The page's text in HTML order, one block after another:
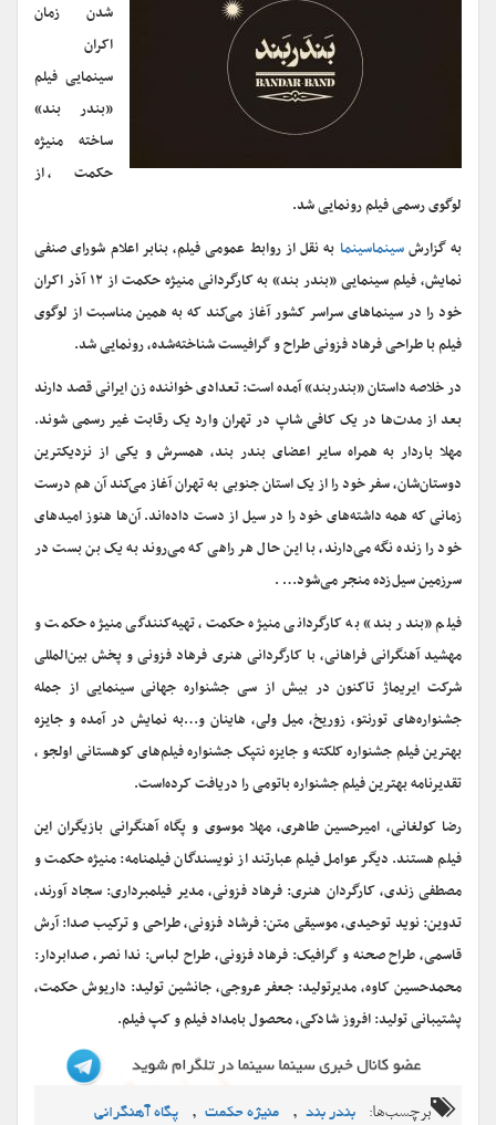
شدن زمان
اکران
سینمایی فیلم
«بندر بند»
ساخته منیژه
حکمت، از
لوگوی رسمی فیلم رونمایی شد.
به گزارشسینماسینما به نقل از روابط عمومی فیلم، بنابر اعلام شورای صنفی
نمایش، فیلم سینمایی «بندر بند» به کارگردانی منیژه حکمت از ۱۲ آذر اکران
خود را در سینماهای سراسر کشور آغاز می‌کند که به همین مناسبت از لوگوی
فیلم با طراحی فرهاد فزونی طراح و گرافیست شناخته‌شده، رونمایی شد.
در خلاصه داستان «بندربند» آمده است: تعدادی خواننده زن ایرانی قصد دارند
بعد از مدت‌ها در یک کافی شاپ در تهران وارد یک رقابت غیر رسمی شوند.
مهلا باردار به همراه سایر اعضای بندر بند، همسرش و یکی از نزدیکترین
دوستان‌شان، سفر خود را از یک استان جنوبی به تهران آغاز می‌کند آن هم درست
زمانی که همه داشته‌های خود را در سیل از دست داده‌اند. آن‌ها هنوز امیدهای
خود را زنده نگه می‌دارند، با این حال هر راهی که می‌روند به یک بن بست در
سرزمین سیل‌زده منجر می‌شود… .
فیلم «بندر بند» به کارگردانی منیژه حکمت، تهیه‌کنندگی منیژه حکمت و
مهشید آهنگرانی فراهانی، با کارگردانی هنری فرهاد فزونی و پخش بین‌المللی
شرکت ایریماژ تاکنون در بیش از سی جشنواره جهانی سینمایی از جمله
جشنواره‌های تورنتو، زوریخ، میل ولی، هاینان و…به نمایش در آمده و جایزه
بهترین فیلم جشنواره کلکته و جایزه نتپک جشنواره فیلم‌های کوهستانی اولجو ،
تقدیرنامه بهترین فیلم جشنواره باتومی را دریافت کرده‌است.
رضا کولغانی، امیرحسین طاهری، مهلا موسوی و پگاه آهنگرانی بازیگران این
فیلم هستند. دیگر عوامل فیلم عبارتند از نویسندگان فیلمنامه: منیژه حکمت و
مصطفی زندی، کارگردان هنری: فرهاد فزونی، مدیر فیلمبرداری: سجاد آورند،
تدوین: نوید توحیدی، موسیقی متن: فرشاد فزونی، طراحی و ترکیب صدا: آرش
قاسمی، طراح صحنه و گرافیک: فرهاد فزونی، طراح لباس: ندا نصر، صدابردار:
محمدحسین کاوه، مدیرتولید: جعفر عروجی، جانشین تولید: داریوش حکمت،
پشتیبانی تولید: افروز شادکی، محصول بامداد فیلم و کپ فیلم.
برچسب‌ها: بندر بند , منیژه حکمت , پگاه آهنگرانی